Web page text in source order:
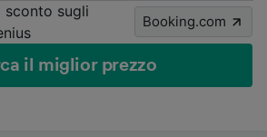
sconto sugli
Booking.com
il miglior prezzo